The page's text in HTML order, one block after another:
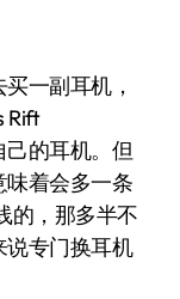
一副耳机，
Rift
的耳机。但
味着会多一条
的，那多半不
说专门换耳机